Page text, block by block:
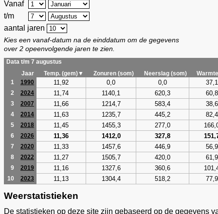
Vanaf
t/m
aantal jaren
Kies een vanaf-datum na de einddatum om de gegevens
over 2 opeenvolgende jaren te zien.
Data t/m 7 augustus
Jaar
Temp. (gem)▼ Zonuren (som) Neerslag (som)
1
1990 11,92 0,0 0,0 37,1
2 2024 11,74 1140,1 620,3 60,8
3 2007 11,66 1214,7 583,4 38,6
4 2014 11,63 1235,7 445,2 82,4
5 2018 11,45 1455,3 277,0
6 2026 11,36 1412,0 327,8
7 2020 11,33 1457,6 446,9 56,9
8 2022 11,27 1505,7 420,0 61,9
9 2019 11,16 1327,6 360,6
10 2023 11,13 1304,4 518,2 77,9
Weerstatistieken
De statistieken op deze site zijn gebaseerd op de gegevens